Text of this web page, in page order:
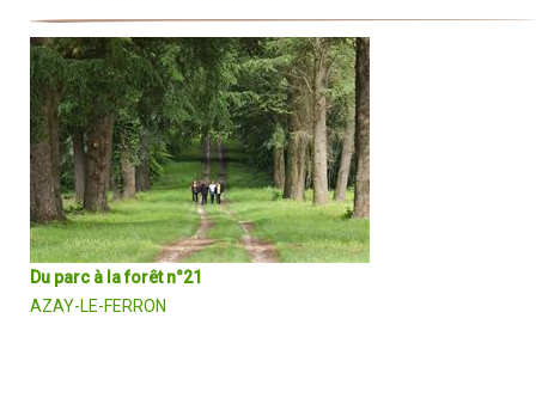
Du parc à la forêt n°21
AZAY-LE-FERRON